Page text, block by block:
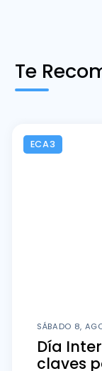
Te
ECA3
SÁBADO 8,
Día
claves